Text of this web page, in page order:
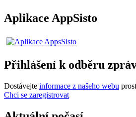
Aplikace AppSisto
Přihlášení k odběru
Dostávejte informace z našeho webu
Chci se zaregistrovat